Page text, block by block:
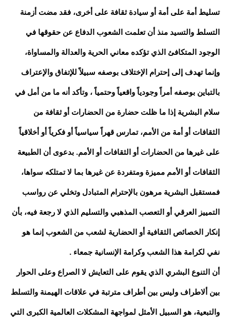
تسليط أمة على أمة أو سيادة ثقافة على أخرى، فقد مضت أزمنة
التسلط والتسيد منذ أن تعلمت الشعوب الدفاع عن حقوقها في
الوجود المتكافئ الذي تؤكده معاني الحرية والعدالة والمساواة،
وإنما تهدف إلى إحترام الإختلاف بوصفه سبيلاً للإتفاق والإعتراف
بالتباين بوصفه أمراً وجودياً واقعياً وحتمياً ، وتأكد أنه ما من أمل في
سلام البشرية إذا ما ظلت حضارة من الحضارات أو ثقافة من
الثقافات أو أمة من الأمم، تمارس قهراً سياسياً أو فكرياً أو أخلاقياً
على غيرها من الحضارات أو الثقافات أو الأمم. بدعوى أن الطبيعة
الثقافات أو الأمم مميزة ومتفردة عن غيرها بما لا تمتلكه سواها،
فمستقبل البشرية مرهون بالإحترام المتبادل وتخلي عن رواسب
التمييز العرقي أو التعصب المذهبي والتسليم الذي لا رجعة فيه، بأن
إنكار الخصائص الثقافية أو الحضارية لشعب من الشعوب إنما هو
نفي لكرامة هذا الشعب وكرامة الإنسانية جمعاء .
أن التنوع البشري الذي يقوم على التعايش لا الصراع وعلى الحوار
بين ألاطراف وليس بين أطراف مترتبة في علاقات الهيمنة والتسلط
والتبعية، هو السبيل الأمثل لمواجهة المشكلات العالمية الكبرى التي